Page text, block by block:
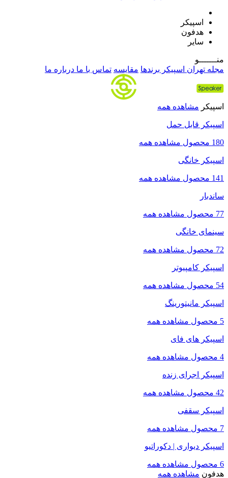
اسپیکر
هدفون
سایر
منـــــــو
مجله تهران اسپیکر برندها مقایسه تماس با ما درباره ما
اسپیکر مشاهده همه
اسپیکر قابل حمل
180 محصول مشاهده همه
اسپیکر خانگی
141 محصول مشاهده همه
ساندبار
77 محصول مشاهده همه
سینمای خانگی
72 محصول مشاهده همه
اسپیکر کامپیوتر
54 محصول مشاهده همه
اسپیکر مانیتورینگ
5 محصول مشاهده همه
اسپیکر های فای
4 محصول مشاهده همه
اسپیکر اجرای زنده
42 محصول مشاهده همه
اسپیکر سقفی
7 محصول مشاهده همه
اسپیکر دیواری | دکوراتیو
6 محصول
مشاهده همه
هدفون مشاهده همه